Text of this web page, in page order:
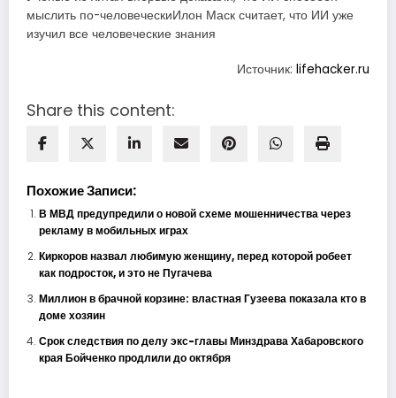
мыслить по-человеческиИлон Маск считает, что ИИ уже
изучил все человеческие знания
Источник: lifehacker.ru
Share this content:
Похожие Записи:
В МВД предупредили о новой схеме мошенничества через
рекламу в мобильных играх
Киркоров назвал любимую женщину, перед которой робеет
как подросток, и это не Пугачева
Миллион в брачной корзине: властная Гузеева показала кто в
доме хозяин
Срок следствия по делу экс-главы Минздрава Хабаровского
края Бойченко продлили до октября